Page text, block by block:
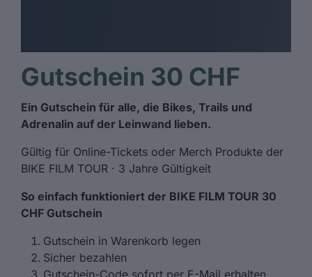
Gutschein 30 CHF
Ein Gutschein für alle, die Bikes, Trails und
Adrenalin auf der Leinwand lieben.
Gültig für Online-Tickets oder Merch Produkte der
BIKE FILM TOUR · 3 Jahre Gültigkeit
So einfach funktioniert der BIKE FILM TOUR 30
CHF Gutschein
Gutschein in Warenkorb legen
Sicher bezahlen
Gutschein-Code sofort per E-Mail erhalten